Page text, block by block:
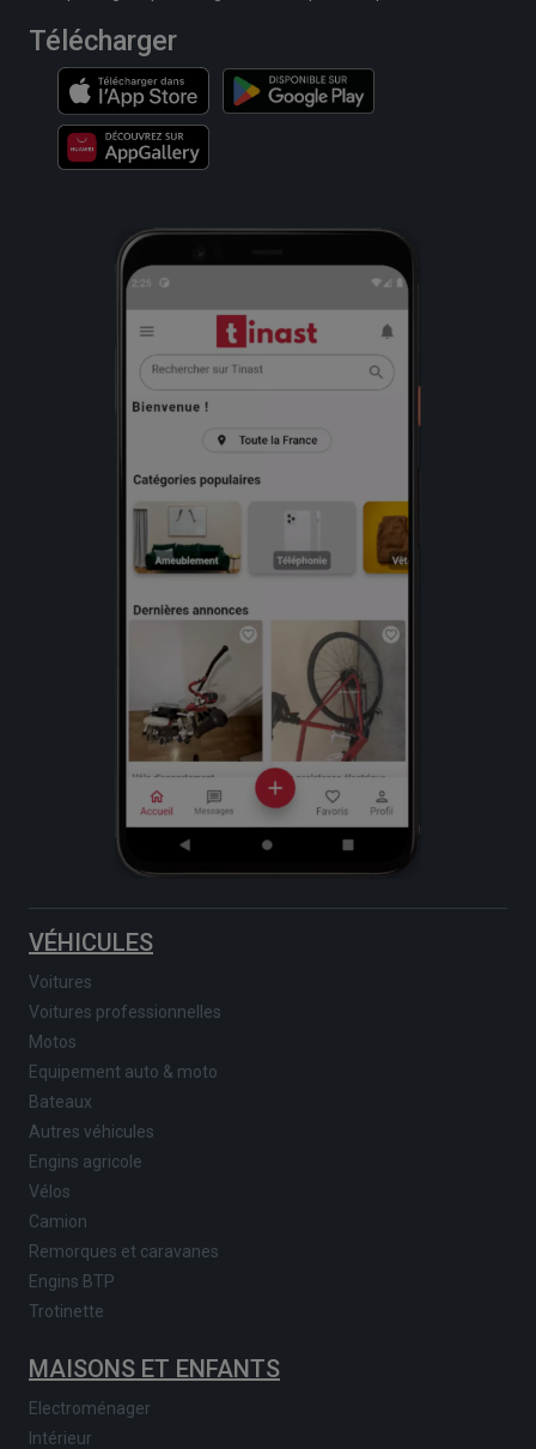
Télécharger
VÉHICULES
Voitures
Voitures professionnelles
Motos
Equipement auto & moto
Bateaux
Autres véhicules
Engins agricole
Vélos
Camion
Remorques et caravanes
Engins BTP
Trotinette
MAISONS ET ENFANTS
Electroménager
Intérieur